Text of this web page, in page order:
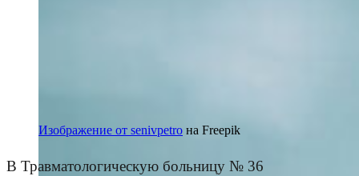
Изображение от senivpetro на Freepik
В Травматологическую больницу № 36